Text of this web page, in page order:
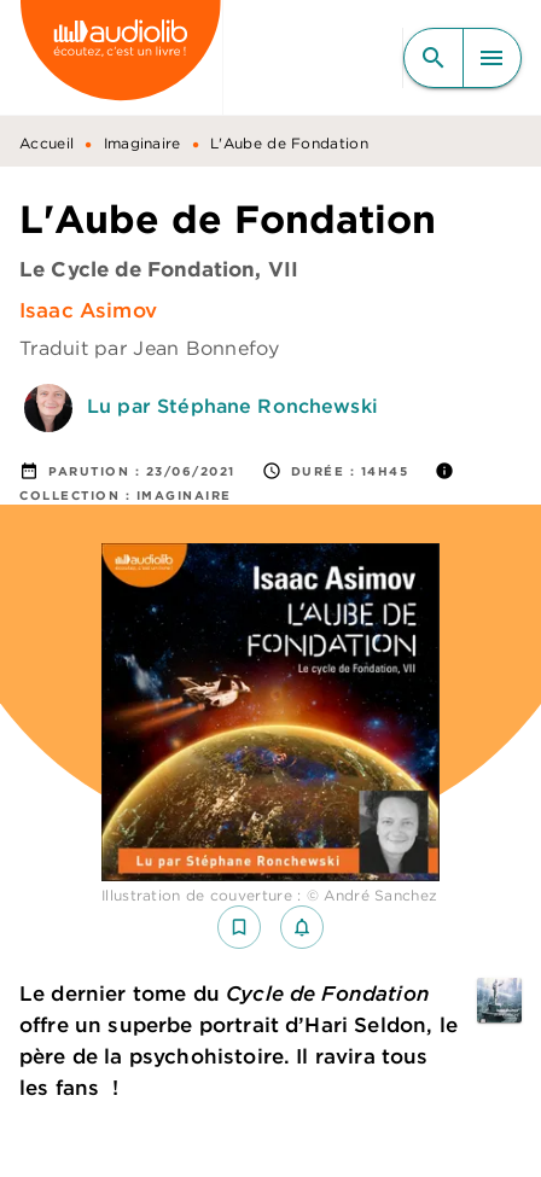
MENU RECHERCHE
CONTENU
PIED DE PAGE
search menu
Accueil • Imaginaire • L'Aube de Fondation
L'Aube de Fondation
Le Cycle de Fondation, VII
Isaac Asimov
Traduit parJean Bonnefoy
Lu par Stéphane Ronchewski
date_range PARUTION : 23/06/2021 access_time DURÉE : 14H45 info
COLLECTION : IMAGINAIRE
Illustration de couverture : © André Sanchez
bookmark_border notifications_none_outlined
Le dernier tome du Cycle de Fondation
offre un superbe portrait d’Hari Seldon, le
père de la psychohistoire. Il ravira tous
les fans !